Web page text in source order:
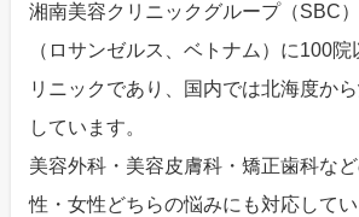
湘南美容クリニックグループ（SBC
（ロサンゼルス、ベトナム）に100
リニックであり、国内では北海度か
しています。
美容外科・美容皮膚科・矯正歯科な
性・女性どちらの悩みにも対応してい